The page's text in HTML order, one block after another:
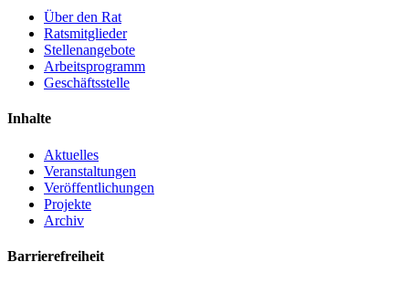
Über den Rat
Ratsmitglieder
Stellenangebote
Arbeitsprogramm
Geschäftsstelle
Inhalte
Aktuelles
Veranstaltungen
Veröffentlichungen
Projekte
Archiv
Barrierefreiheit